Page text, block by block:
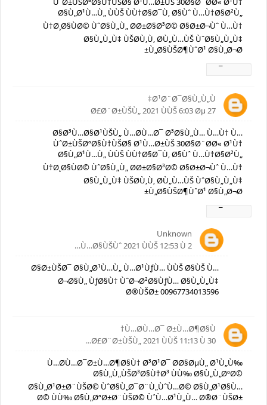
Ø§Ù„Ø¹Ù…Ù„ ÙÙŠ ÙÙ†Ø§Ø¯Ù‚ Ø§Ùˆ Ù…Ù†Ø§Ø²Ù„
Ù†Ø¸Ø§ÙØ© ÙˆØ§Ù„Ù„ Ø­Ø±Ø§Ø³Ø© Ø§Ø±Ø¬Ùˆ Ù…Ù†
Ø§Ù„Ù„Ù‡ ÙŠØ­Ù‚Ù‚ Ø­Ù„Ù…ÙŠ ÙˆØ§Ù„Ù„Ù‡
Ù„Ø§ÙŠØ¶ÙˆØ¹ Ø§Ù„Ø¬Ø±
Ø¹Ø¨Ø¯Ø§Ù„Ù„Ù‡
27 Ø£Ø¨Ø±ÙŠÙ„ 2021 ÙÙŠ 6:03 Øµ
Ø§Ø³Ù…Ø§Ø¹ÙŠÙ„ Ù…Ø­Ù…Ø¯ Ø³Ø§Ù„Ù… Ù…Ù† Ù…
ÙˆØ±ÙŠØªØ§Ù†ÙŠØ§ Ø¹Ù…Ø±ÙŠ 30Ø§Ø¨Ø­Ø« Ø¹Ù†
Ø§Ù„Ø¹Ù…Ù„ ÙÙŠ ÙÙ†Ø§Ø¯Ù‚ Ø§Ùˆ Ù…Ù†Ø§Ø²Ù„
Ù†Ø¸Ø§ÙØ© ÙˆØ§Ù„Ù„ Ø­Ø±Ø§Ø³Ø© Ø§Ø±Ø¬Ùˆ Ù…Ù†
Ø§Ù„Ù„Ù‡ ÙŠØ­Ù‚Ù‚ Ø­Ù„Ù…ÙŠ ÙˆØ§Ù„Ù„Ù‡
Ù„Ø§ÙŠØ¶ÙˆØ¹ Ø§Ù„Ø¬Ø±
Unknown
2 Ù…Ø§ÙŠÙˆ 2021 ÙÙŠ 12:53 Ù…
Ø§Ø±ÙŠØ¯ Ø§Ù„Ø¹Ù…Ù„ Ù…Ø¹ÙƒÙ… ÙÙŠ Ø§ÙŠ Ù…
Ø¬Ø§Ù„ ÙƒØ§Ù† ÙˆØ¬Ø²Ø§ÙƒÙ… Ø§Ù„Ù„Ù‡
Ø®ÙŠØ± 00967734013596
Ù…Ø­Ù…Ø¯ Ø±Ù…Ø¶Ø§Ù†
30 Ø£Ø¨Ø±ÙŠÙ„ 2021 ÙÙŠ 11:13 Ù…
Ù…Ø­Ù…Ø¯Ø±Ù…Ø¶Ø§Ù† Ø³Ø¹Ø¯ Ø­Ø§ØµÙ„ Ø¹Ù„Ù‰
Ø§Ù„Ù„ÙŠØ³Ø§Ù†Ø³ ÙÙ‰ Ø§Ù„Ù„ØºØ©
Ø§Ù„Ø¹Ø±Ø¨ÙŠØ© ÙˆØ§Ù„Ø¯Ø¨Ù„ÙˆÙ…Ø© Ø§Ù„Ø¹Ø§Ù…
Ø© ÙÙ‰ Ø§Ù„ØªØ±Ø¨ÙŠØ© ÙˆÙ…Ø¹Ù„Ù… Ø®Ø¨ÙŠØ±